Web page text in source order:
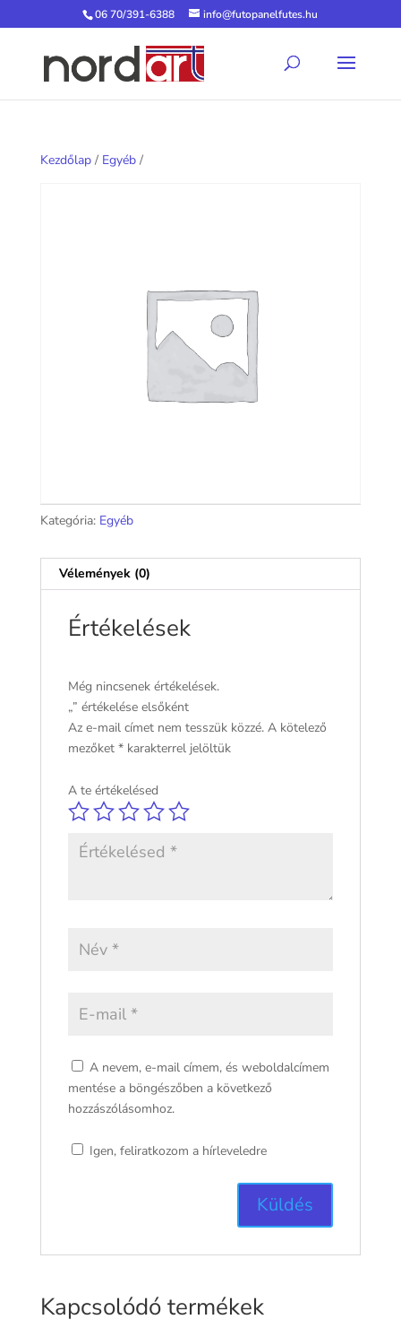
06 70/391-6388 info@futopanelfutes.hu
Kezdőlap/ Egyéb/
Kategória: Egyéb
Vélemények (0)
Értékelések
Még nincsenek értékelések.
„” értékelése elsőként
Az e-mail címet nem tesszük közzé. A kötelező
mezőket *karakterrel jelöltük
A te értékelésed
A nevem, e-mail címem, és weboldalcímem
mentése a böngészőben a következő
hozzászólásomhoz.
Igen, feliratkozom a hírleveledre
Kapcsolódó termékek